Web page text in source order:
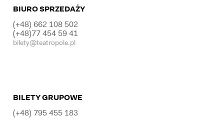
BIURO SPRZEDAŻY
(+48) 662 108 502
(+48)77 454 59 41
bilety@teatropole.pl
BILETY GRUPOWE
(+48) 795 455 183